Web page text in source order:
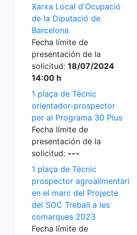
Xarxa Local d'Ocupació
de la Diputació de
Barcelona
Fecha límite de
presentación de la
solicitud: 18/07/2024
14:00 h
1 plaça de Tècnic
orientador-prospector
per al Programa 30 Plus
Fecha límite de
presentación de la
solicitud: ---
1 plaça de Tècnic
prospector agroalimentari
en el marc del Projecte
del SOC Treball a les
comarques 2023
Fecha límite de